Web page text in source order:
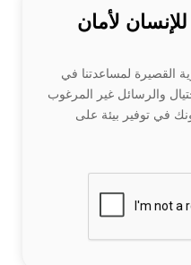
لأمان
القصيرة لمساعدتنا في
والرسائل غير المرغوب
في توفير بيئة على